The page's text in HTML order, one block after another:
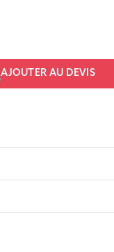
AJOUTER AU DEVIS